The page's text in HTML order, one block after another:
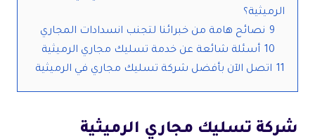
الرميثية؟
9 نصائح هامة من خبرائنا لتجنب انسدادات المجاري
10 أسئلة شائعة عن خدمة تسليك مجاري الرميثية
11 اتصل الآن بأفضل شركة تسليك مجاري في الرميثية
شركة تسليك مجاري الرميثية